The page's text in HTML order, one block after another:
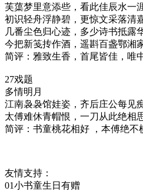
芙蕖梦里意添些，看此佳辰水一涯
初识轻舟浮静碧，更惊文采落清嘉
几番尘色归心迹，多少诗书抵露
今把新笺抟作酒，遥斟百盏鄂湘家
简评：雅致生香，首尾皆佳，唯
27戏题
多情明月
江南袅袅馆娃姿，齐后庄公每见痴
太傅难休青帽恨，一刀从此绝相思
简评：书童桃花相好 ，本傅绝不
友情支持：
01小书童生日有赠